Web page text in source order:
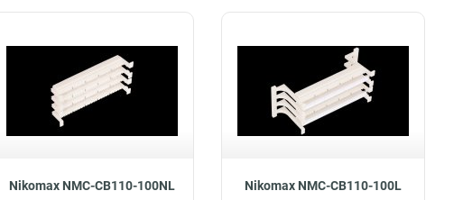
Nikomax NMC-CB110-100NL Nikomax NMC-CB110-100L